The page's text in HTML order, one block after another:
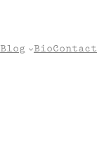
Blog BioContact